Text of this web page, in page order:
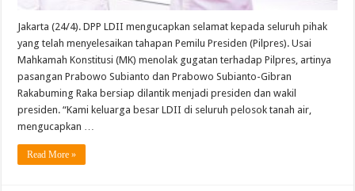
Jakarta (24/4). DPP LDII mengucapkan selamat kepada seluruh pihak
yang telah menyelesaikan tahapan Pemilu Presiden (Pilpres). Usai
Mahkamah Konstitusi (MK) menolak gugatan terhadap Pilpres, artinya
pasangan Prabowo Subianto dan Prabowo Subianto-Gibran
Rakabuming Raka bersiap dilantik menjadi presiden dan wakil
presiden. “Kami keluarga besar LDII di seluruh pelosok tanah air,
mengucapkan …
Read More »